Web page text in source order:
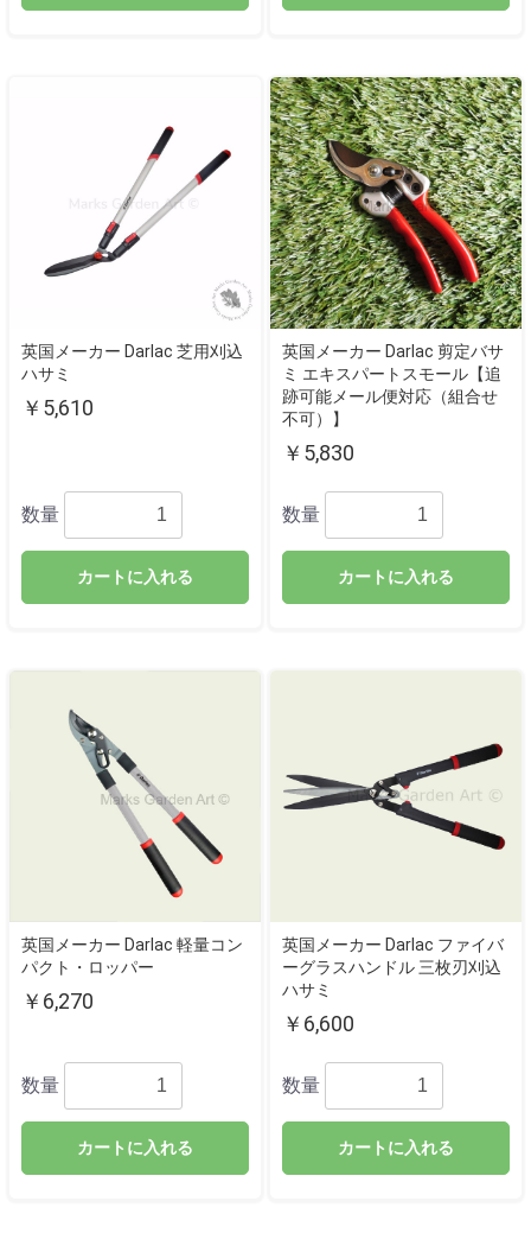
英国メーカー Darlac 芝用刈込
ハサミ
￥5,610
数量
カートに入れる
英国メーカー Darlac 剪定バサ
ミ エキスパートスモール【追
跡可能メール便対応（組合せ
不可）】
￥5,830
数量
カートに入れる
英国メーカー Darlac 軽量コン
パクト・ロッパー
￥6,270
数量
カートに入れる
英国メーカー Darlac ファイバ
ーグラスハンドル 三枚刃刈込
ハサミ
￥6,600
数量
カートに入れる